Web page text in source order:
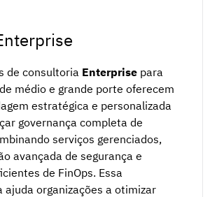
de consultoria Enterprise para
médio e grande porte oferecem
estratégica e personalizada
governança completa de
serviços gerenciados,
avançada de segurança e
de FinOps. Essa
ajuda organizações a otimizar